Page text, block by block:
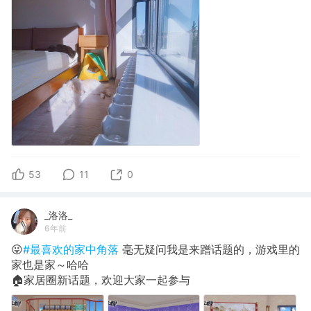
53 11 0
_洛洛_
6年前
😜#最喜欢的家中角落 毫无疑问我是来蹭话题的，游戏里的
家也是家～哈哈
🏠家居圈新话题，欢迎大家一起参与